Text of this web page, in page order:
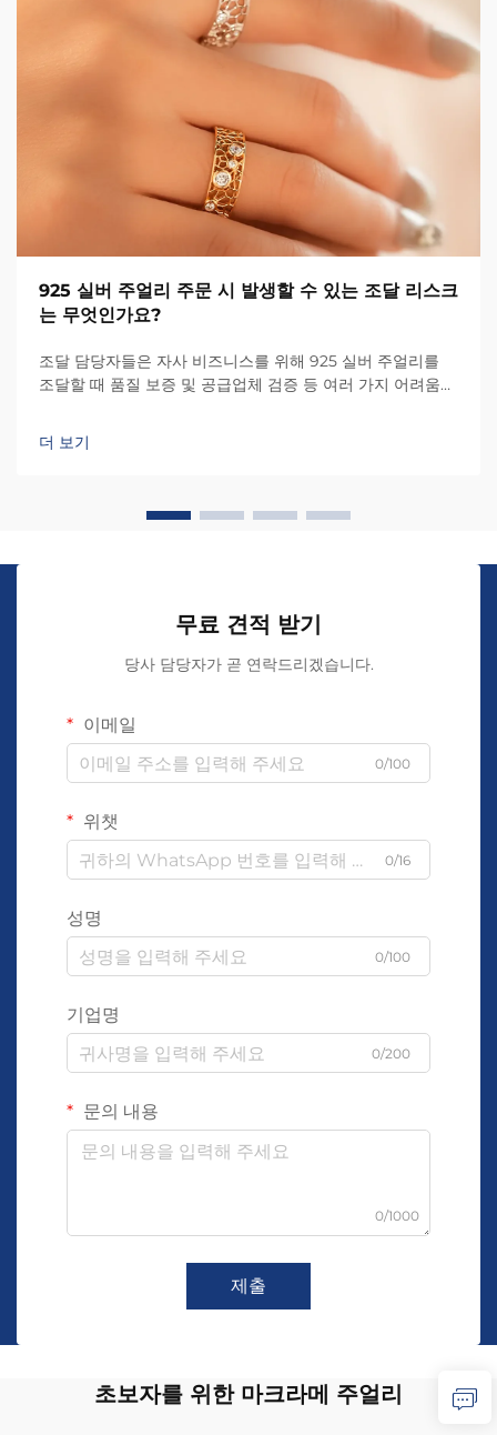
925 실버 주얼리 주문 시 발생할 수 있는 조달 리스크
는 무엇인가요?
조달 담당자들은 자사 비즈니스를 위해 925 실버 주얼리를
조달할 때 품질 보증 및 공급업체 검증 등 여러 가지 어려움에
수 있는 고유한 리스크를 내포하고 있습니다...
더 보기
무료 견적 받기
당사 담당자가 곧 연락드리겠습니다.
이메일
0/100
위챗
0/16
성명
0/100
기업명
0/200
문의 내용
0/1000
제출
초보자를 위한 마크라메 주얼리